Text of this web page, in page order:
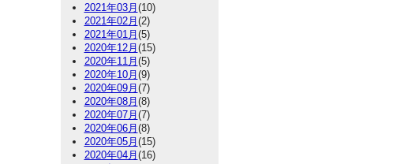
2021年03月 (10)
2021年02月 (2)
2021年01月 (5)
2020年12月 (15)
2020年11月 (5)
2020年10月 (9)
2020年09月 (7)
2020年08月 (8)
2020年07月 (7)
2020年06月 (8)
2020年05月 (15)
2020年04月 (16)